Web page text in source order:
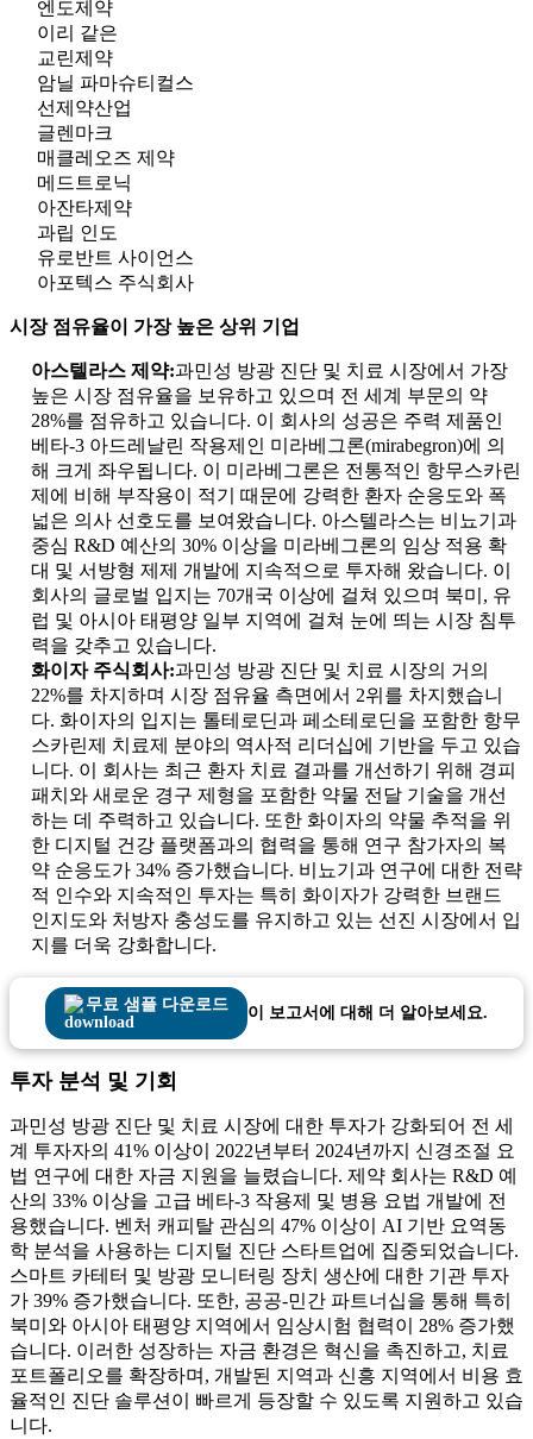
엔도제약
이리 같은
교린제약
암닐 파마슈티컬스
선제약산업
글렌마크
매클레오즈 제약
메드트로닉
아잔타제약
과립 인도
유로반트 사이언스
아포텍스 주식회사
시장 점유율이 가장 높은 상위 기업
아스텔라스 제약:과민성 방광 진단 및 치료 시장에서 가장
높은 시장 점유율을 보유하고 있으며 전 세계 부문의 약
28%를 점유하고 있습니다. 이 회사의 성공은 주력 제품인
베타-3 아드레날린 작용제인 미라베그론(mirabegron)에 의
해 크게 좌우됩니다. 이 미라베그론은 전통적인 항무스카린
제에 비해 부작용이 적기 때문에 강력한 환자 순응도와 폭
넓은 의사 선호도를 보여왔습니다. 아스텔라스는 비뇨기과
중심 R&D 예산의 30% 이상을 미라베그론의 임상 적용 확
대 및 서방형 제제 개발에 지속적으로 투자해 왔습니다. 이
회사의 글로벌 입지는 70개국 이상에 걸쳐 있으며 북미, 유
럽 및 아시아 태평양 일부 지역에 걸쳐 눈에 띄는 시장 침투
력을 갖추고 있습니다.
화이자 주식회사:과민성 방광 진단 및 치료 시장의 거의
22%를 차지하며 시장 점유율 측면에서 2위를 차지했습니
다. 화이자의 입지는 톨테로딘과 페소테로딘을 포함한 항무
스카린제 치료제 분야의 역사적 리더십에 기반을 두고 있습
니다. 이 회사는 최근 환자 치료 결과를 개선하기 위해 경피
패치와 새로운 경구 제형을 포함한 약물 전달 기술을 개선
하는 데 주력하고 있습니다. 또한 화이자의 약물 추적을 위
한 디지털 건강 플랫폼과의 협력을 통해 연구 참가자의 복
약 순응도가 34% 증가했습니다. 비뇨기과 연구에 대한 전략
적 인수와 지속적인 투자는 특히 화이자가 강력한 브랜드
인지도와 처방자 충성도를 유지하고 있는 선진 시장에서 입
지를 더욱 강화합니다.
무료 샘플 다운로드 이 보고서에 대해 더 알아보세요.
투자 분석 및 기회
과민성 방광 진단 및 치료 시장에 대한 투자가 강화되어 전 세
계 투자자의 41% 이상이 2022년부터 2024년까지 신경조절 요
법 연구에 대한 자금 지원을 늘렸습니다. 제약 회사는 R&D 예
산의 33% 이상을 고급 베타-3 작용제 및 병용 요법 개발에 전
용했습니다. 벤처 캐피탈 관심의 47% 이상이 AI 기반 요역동
학 분석을 사용하는 디지털 진단 스타트업에 집중되었습니다.
스마트 카테터 및 방광 모니터링 장치 생산에 대한 기관 투자
가 39% 증가했습니다. 또한, 공공-민간 파트너십을 통해 특히
북미와 아시아 태평양 지역에서 임상시험 협력이 28% 증가했
습니다. 이러한 성장하는 자금 환경은 혁신을 촉진하고, 치료
포트폴리오를 확장하며, 개발된 지역과 신흥 지역에서 비용 효
율적인 진단 솔루션이 빠르게 등장할 수 있도록 지원하고 있습
니다.